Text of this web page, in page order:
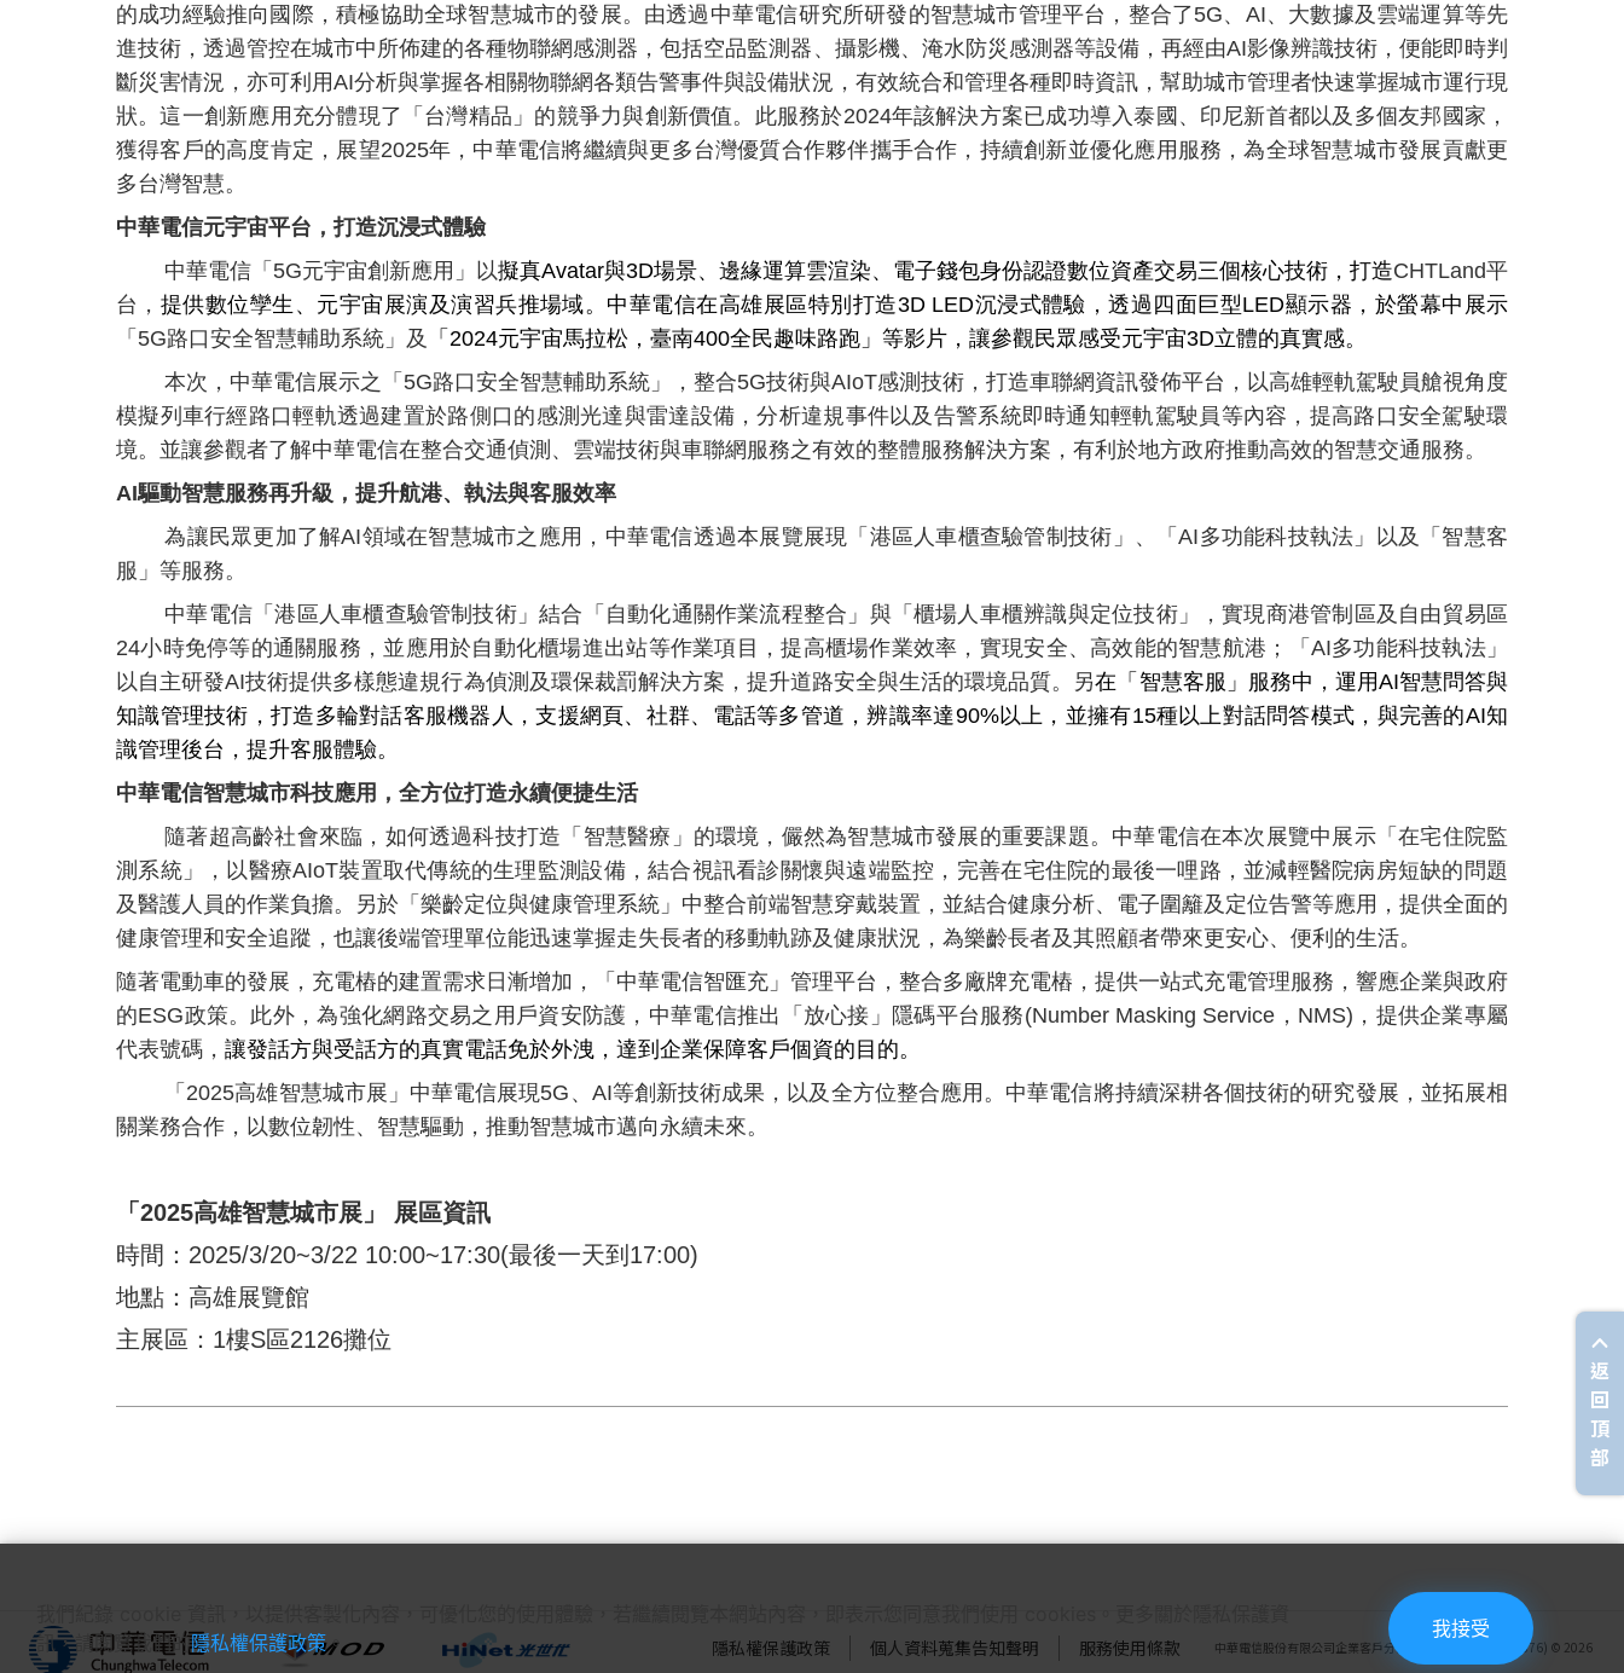
的成功經驗推向國際，積極協助全球智慧城市的發展。由透過中華電信研究所研發的智慧城市管理平台，整合了5G、AI、大數據及雲端運算等先
進技術，透過管控在城市中所佈建的各種物聯網感測器，包括空品監測器、攝影機、淹水防災感測器等設備，再經由AI影像辨識技術，便能即時判
斷災害情況，亦可利用AI分析與掌握各相關物聯網各類告警事件與設備狀況，有效統合和管理各種即時資訊，幫助城市管理者快速掌握城市運行現
狀。這一創新應用充分體現了「台灣精品」的競爭力與創新價值。此服務於2024年該解決方案已成功導入泰國、印尼新首都以及多個友邦國家，
獲得客戶的高度肯定，展望2025年，中華電信將繼續與更多台灣優質合作夥伴攜手合作，持續創新並優化應用服務，為全球智慧城市發展貢獻更
多台灣智慧。
中華電信元宇宙平台，打造沉浸式體驗
中華電信「5G元宇宙創新應用」以擬真Avatar與3D場景、邊緣運算雲渲染、電子錢包身份認證數位資產交易三個核心技術，打造CHTLand平
台， 提供數位孿生、元宇宙展演及演習兵推場域。中華電信在高雄展區特別打造3D LED沉浸式體驗，透過四面巨型LED顯示器，於螢幕中展示
「5G路口安全智慧輔助系統 」及
「2024元宇宙馬拉松，臺南400全民趣味路跑」等影片，讓參觀民眾感受元宇宙3D立體的真實感。
本次，中華電信展示之「5G路口安全智慧輔助系統」，整合5G技術與AIoT感測技術，打造車聯網資訊發佈平台，以高雄輕軌駕駛員艙視角度
模擬列車行經路口輕軌透過建置於路側口的感測光達與雷達設備，分析違規事件以及告警系統即時通知輕軌駕駛員等內容，提高路口安全駕駛環
境。並讓參觀者了解中華電信在整合交通偵測、雲端技術與車聯網服務之有效的整體服務解決方案，有利於地方政府推動高效的智慧交通服務。
AI驅動智慧服務再升級，提升航港、執法與客服效率
為讓民眾更加了解AI領域在智慧城市之應用，中華電信透過本展覽展現「港區人車櫃查驗管制技術」、「AI多功能科技執法」以及「智慧客
服」等服務。
中華電信「港區人車櫃查驗管制技術」結合「自動化通關作業流程整合」與「櫃場人車櫃辨識與定位技術」，實現商港管制區及自由貿易區
24小時免停等的通關服務，並應用於自動化櫃場進出站等作業項目，提高櫃場作業效率，實現安全、高效能的智慧航港；「AI多功能科技執法」
以自主研發AI技術提供多樣態違規行為偵測及環保裁罰解決方案，提升道路安全與生活的環境品質。另在「智慧客服」服務中，運用AI智慧問答與
知識管理技術，打造多輪對話客服機器人，支援網頁、社群、電話等多管道，辨識率達90%以上，並擁有15種以上對話問答模式，與完善的AI知
識管理後台，提升客服體驗。
中華電信智慧城市科技應用，全方位打造永續便捷生活
隨著超高齡社會來臨，如何透過科技打造「智慧醫療」的環境，儼然為智慧城市發展的重要課題。中華電信在本次展覽中展示「在宅住院監
測系統」
， 以醫療AIoT裝置取代傳統的生理監測設備，結合視訊看診關懷與遠端監控，完善在宅住院的最後一哩路，並減輕醫院病房短缺的問題
及醫護人員的作業負擔。另於「樂齡定位與健康管理系統」中整合前端智慧穿戴裝置，並結合健康分析、電子圍籬及定位告警等應用，提供全面的
健康管理和安全追蹤，也讓後端管理單位能迅速掌握走失長者的移動軌跡及健康狀況，為樂齡長者及其照顧者帶來更安心、便利的生活。
隨著電動車的發展，充電樁的建置需求日漸增加 ， 「中華電信智匯充」管理平台，整合多廠牌充電樁，提供一站式充電管理服務，響應企業與政府
的ESG政策。此外 ，為強化網路交易之用戶資安防護，中華電信推出「放心接」隱碼平台服務(Number Masking Service，NMS)，提供企業專屬
代表號碼， 讓發話方與受話方的真實電話免於外洩，達到企業保障客戶個資的目的。
「2025高雄智慧城市展」中華電信展現5G、AI等創新技術成果，以及全方位整合應用。中華電信將持續深耕各個技術的研究發展，並拓展相
關業務合作，以數位韌性、智慧驅動， 推動智慧城市邁向永續未來。
「2025高雄智慧城市展」 展區資訊
時間： 2025/3/20~3/22 10:00~17:30(最後一天到 17:00)
地點：高雄展覽館
主展區： 1樓S區2126攤位
隱私權保護政策 個人資料蒐集告知聲明 服務使用條款 中華電信股份有限公司企業客戶分公司(統一編號：27950876) © 2026
返
回
頂
部
訊，請閱覽我們的隱私權保護政策。
我接受